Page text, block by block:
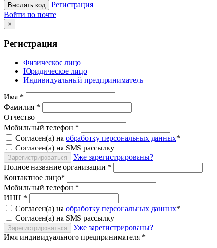
Выслать код
Регистрация
Войти по почте
×
Регистрация
Физическое лицо
Юридическое лицо
Индивидуальный предприниматель
Имя *
Фамилия *
Отчество
Мобильный телефон *
Согласен(а) на обработку персональных данных*
Согласен(а) на SMS рассылку
Зарегистрироваться
Уже зарегистрированы?
Полное название организации *
Контактное лицо*
Мобильный телефон *
ИНН *
Согласен(а) на обработку персональных данных*
Согласен(а) на SMS рассылку
Зарегистрироваться
Уже зарегистрированы?
Имя индивидуального предпринимателя *